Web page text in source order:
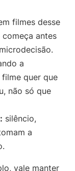
filmes desse
antes
a
quer que
não só que
silêncio,
a
vale manter